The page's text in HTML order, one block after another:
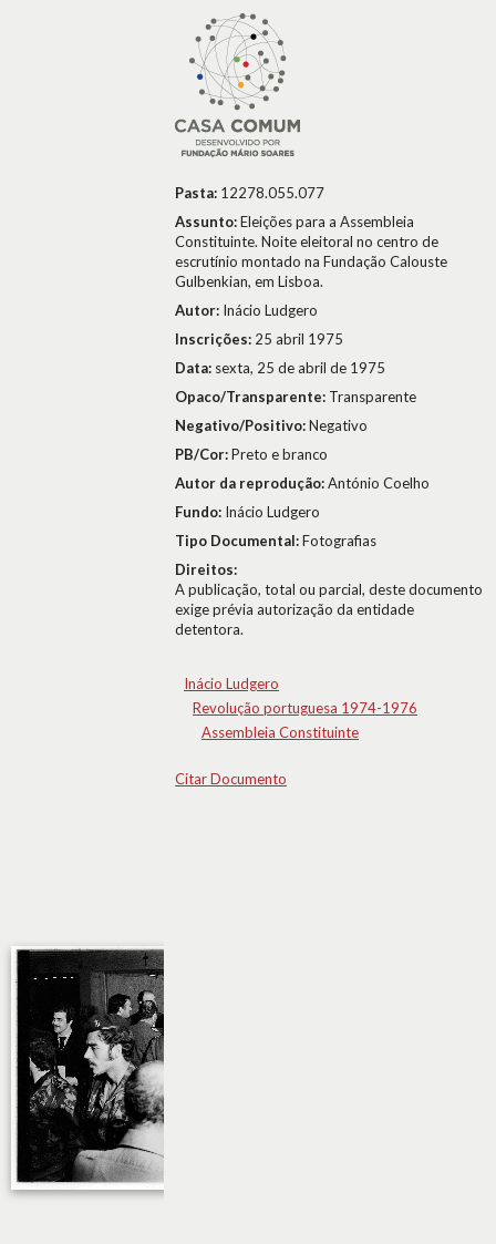
Pasta: 12278.055.077
Assunto:Eleições para a Assembleia
Constituinte. Noite eleitoral no centro de
escrutínio montado na Fundação Calouste
Gulbenkian, em Lisboa.
Autor: Inácio Ludgero
Inscrições: 25 abril 1975
Data: sexta, 25 de abril de 1975
Opaco/Transparente: Transparente
Negativo/Positivo:Negativo
PB/Cor:Preto e branco
Autor da reprodução:António Coelho
Fundo: Inácio Ludgero
Tipo Documental:Fotografias
Direitos:
A publicação, total ou parcial, deste documento
exige prévia autorização da entidade
detentora.
Inácio Ludgero
Revolução portuguesa 1974-1976
Assembleia Constituinte
Citar Documento